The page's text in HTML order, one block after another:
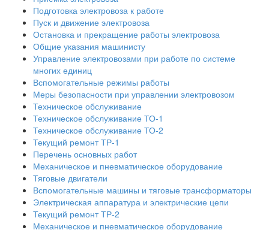
Подготовка электровоза к работе
Пуск и движение электровоза
Остановка и прекращение работы электровоза
Общие указания машинисту
Управление электровозами при работе по системе
многих единиц
Вспомогательные режимы работы
Меры безопасности при управлении электровозом
Техническое обслуживание
Техническое обслуживание ТО-1
Техническое обслуживание ТО-2
Текущий ремонт ТР-1
Перечень основных работ
Механическое и пневматическое оборудование
Тяговые двигатели
Вспомогательные машины и тяговые трансформаторы
Электрическая аппаратура и электрические цепи
Текущий ремонт ТР-2
Механическое и пневматическое оборудование